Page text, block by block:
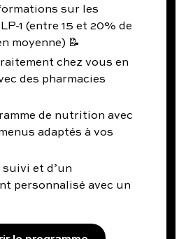
sur les
1 (entre 15 et 20% de
moyenne) 📝
chez vous en
des pharmacies
de nutrition avec
adaptés à vos
et d’un
personnalisé avec un